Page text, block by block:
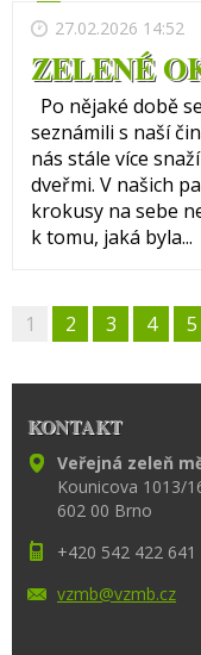
27.02.2026 14:52
ZELENÉ
Po nějaké době
seznámili s naší
nás stále více
dveřmi. V našich
krokusy na sebe
k tomu, jaká byla...
1 2 3 4 5
KONTAKT
Veřejná zeleň
Kounicova 1013/
602 00 Brno
+420 542 422 641
vzmb@vzmb.cz